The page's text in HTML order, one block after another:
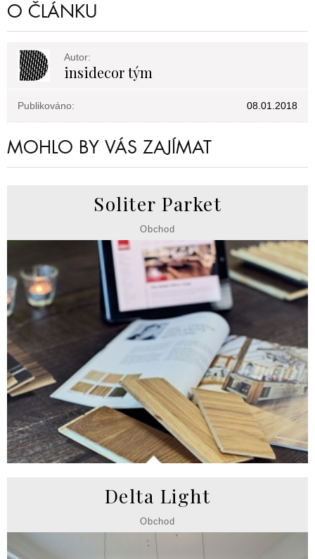
O ČLÁNKU
Autor:
insidecor tým
Publikováno: 08.01.2018
MOHLO BY VÁS ZAJÍMAT
Soliter Parket
Obchod
Delta Light
Obchod